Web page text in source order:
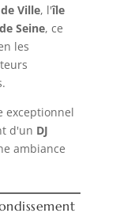
Ville, l'île
Seine, ce
les
exceptionnel
d'un DJ
ambiance